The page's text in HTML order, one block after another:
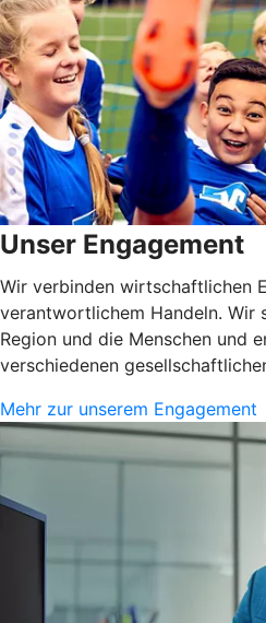
Unser Engagement
Wir verbinden wirtschaftlichen
verantwortlichem Handeln. Wir
Region und die Menschen und
verschiedenen
Mehr zur unserem Engagement